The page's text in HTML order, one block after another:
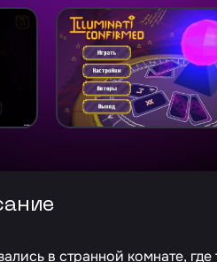
в странной комнате,